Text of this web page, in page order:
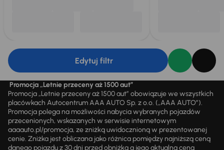
Edytuj filtr
Promocja „Letnie przeceny aż 1500 aut”
Promocja „Letnie przeceny aż 1500 aut” obowiązuje we wszystkich
placówkach Autocentrum AAA AUTO Sp. z o.o. („AAA AUTO”).
Promocja polega na możliwości nabycia wybranych pojazdów
przecenionych, wskazanych w serwisie internetowym
aaaauto.pl/promocja, ze zniżką uwidocznioną w prezentowanej
cenie. Zniżka jest obliczana jako różnica pomiędzy najniższą ceną
danego pojazdu z 30 dni przed obniżką a jego aktualną ceną